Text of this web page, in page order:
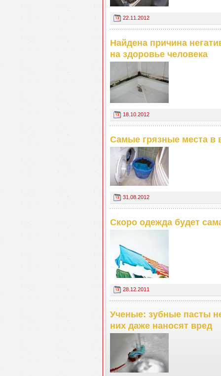
22.11.2012
Найдена причина
на здоровье человека
18.10.2012
Самые грязные места в
31.08.2012
Скоро одежда будет
28.12.2011
Ученые: зубные пасты
них даже наносят вред